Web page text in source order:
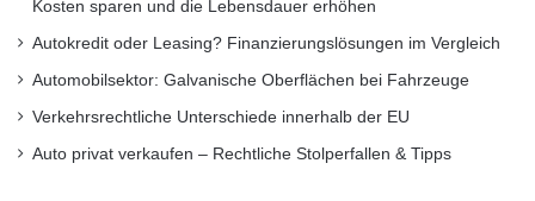
Kosten sparen und die Lebensdauer erhöhen
Autokredit oder Leasing? Finanzierungslösungen im Vergleich
Automobilsektor: Galvanische Oberflächen bei Fahrzeuge
Verkehrsrechtliche Unterschiede innerhalb der EU
Auto privat verkaufen – Rechtliche Stolperfallen & Tipps